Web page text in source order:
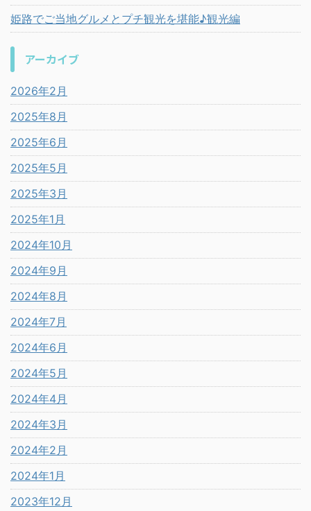
姫路でご当地グルメとプチ観光を堪能♪観光編
アーカイブ
2026年2月
2025年8月
2025年6月
2025年5月
2025年3月
2025年1月
2024年10月
2024年9月
2024年8月
2024年7月
2024年6月
2024年5月
2024年4月
2024年3月
2024年2月
2024年1月
2023年12月